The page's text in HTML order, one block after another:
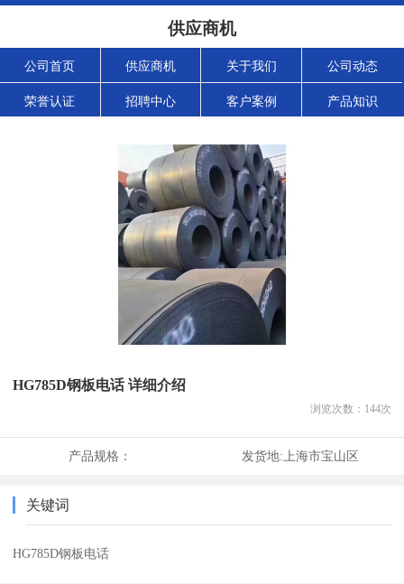
供应商机
公司首页 供应商机 关于我们 公司动态
荣誉认证 招聘中心 客户案例 产品知识
HG785D钢板电话 详细介绍
浏览次数： 144次
产品规格： 发货地: 上海市宝山区
关键词
HG785D钢板电话